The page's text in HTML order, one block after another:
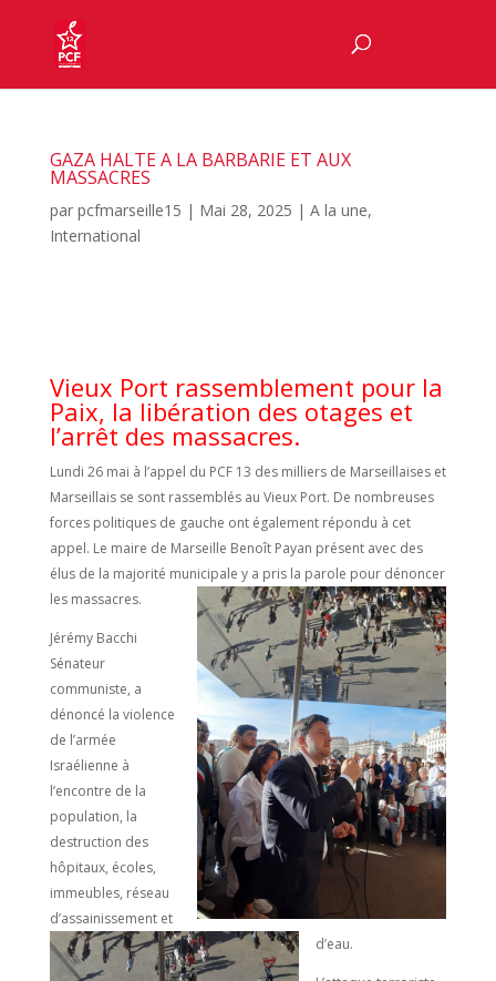
GAZA HALTE A LA BARBARIE ET AUX
MASSACRES
par pcfmarseille15 | Mai 28, 2025 | A la une,
International
Vieux Port rassemblement pour la
Paix, la libération des otages et
l’arrêt des massacres.
Lundi 26 mai à l’appel du PCF 13 des milliers de Marseillaises et
Marseillais se sont rassemblés au Vieux Port. De nombreuses
forces politiques de gauche ont également répondu à cet
appel. Le maire de Marseille Benoît Payan présent avec des
élus de la majorité municipale y a pris la parole pour dénoncer
les massacres.
Jérémy Bacchi
Sénateur
communiste, a
dénoncé la violence
de l’armée
Israélienne à
l’encontre de la
population, la
destruction des
hôpitaux, écoles,
immeubles, réseau
d’assainissement et
d’eau.